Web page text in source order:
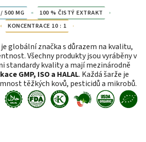
500 MG
100 % ČISTÝ EXTRAKT
KONCENTRACE 10 : 1
je globální značka s důrazem na kvalitu,
Všechny produkty jsou vyráběny v
standardy kvality a mají mezinárodně
GMP, ISO a HALAL. Každá šarže je
těžkých kovů, pesticidů a mikrobů.